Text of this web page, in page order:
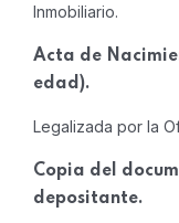
Inmobiliario.
Acta de
edad).
Legalizada por la
Copia del
depositante.